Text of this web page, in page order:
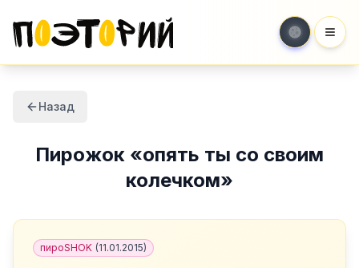
Назад
Пирожок «опять ты со своим
колечком»
пироSHOK (11.01.2015)